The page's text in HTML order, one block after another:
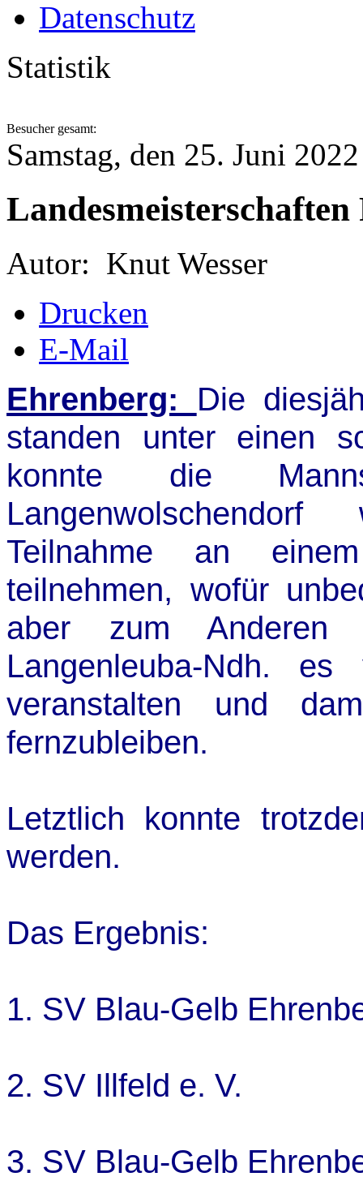
Datenschutz
Statistik
Besucher gesamt:
Samstag, den 25. Juni
Autor: Knut Wesser
Drucken
E-Mail
Ehrenberg: Die
standen unter einen
konnte die
Teilnahme an
teilnehmen, wofür
aber zum
Langenleuba-Ndh.
veranstalten und
fernzubleiben.
Letztlich konnte
werden.
Das Ergebnis:
1. SV Blau-Gelb
2. SV Illfeld
3. SV Blau-Gelb